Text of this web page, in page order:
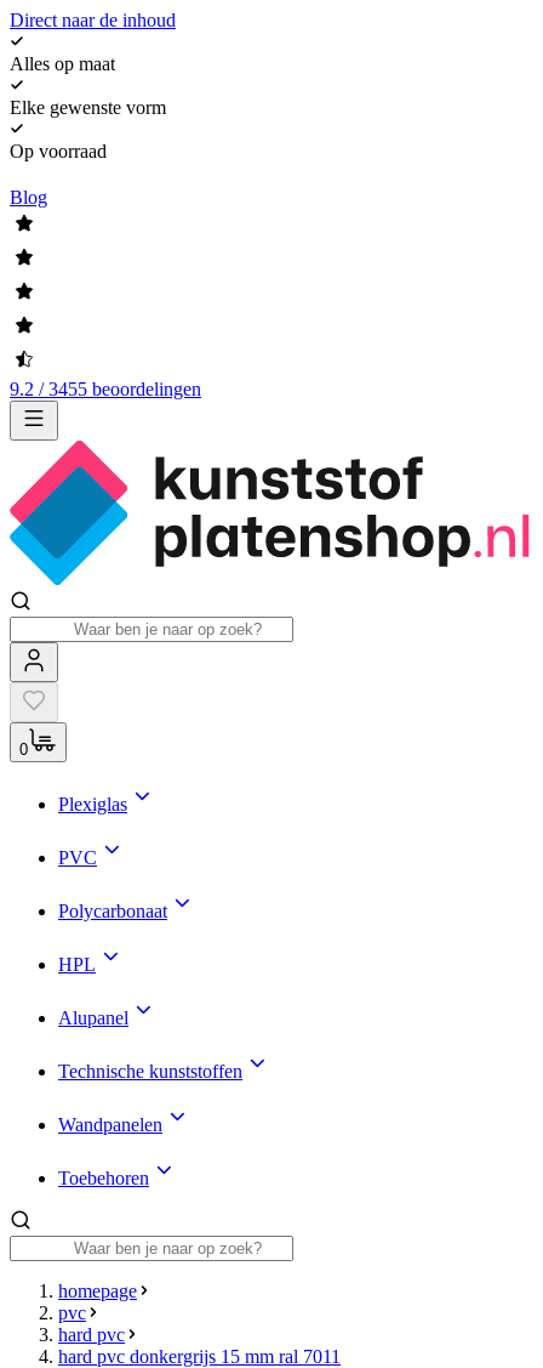
Direct naar de inhoud
Alles op maat
Elke gewenste vorm
Op voorraad
Blog
9.2 / 3455 beoordelingen
0
Plexiglas
PVC
Polycarbonaat
HPL
Alupanel
Technische kunststoffen
Wandpanelen
Toebehoren
homepage
pvc
hard pvc
hard pvc donkergrijs 15 mm ral 7011